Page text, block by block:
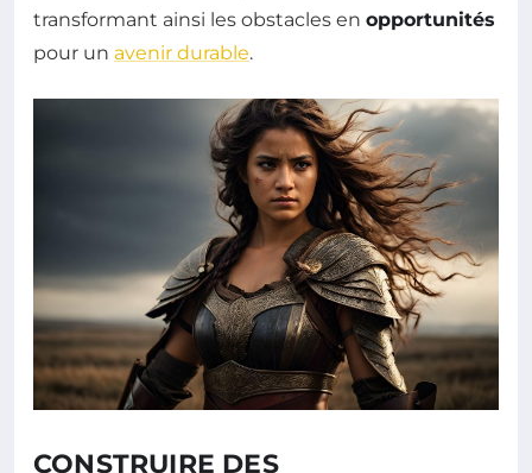
transformant ainsi les obstacles en opportunités
pour un avenir durable.
CONSTRUIRE DES